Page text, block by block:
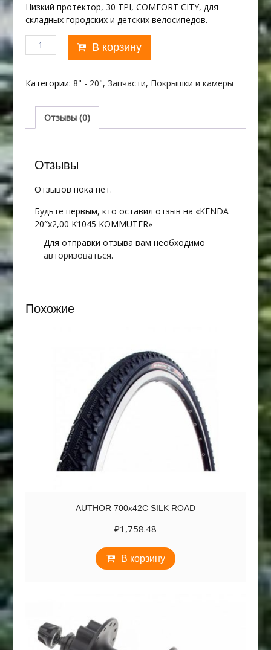
Низкий протектор, 30 TPI, COMFORT CITY, для
складных городских и детских велосипедов.
Количество
товара
20"х2,00
KOMMUTER
В корзину
Категории: 8" - 20", Запчасти, Покрышки и камеры
Отзывы (0)
Отзывы
Отзывов пока нет.
Будьте первым, кто оставил отзыв на «KENDA
20″х2,00 K1045 KOMMUTER»
Для отправки отзыва вам необходимо
авторизоваться.
Похожие
AUTHOR 700х42C SILK ROAD
₽1,758.48
В корзину